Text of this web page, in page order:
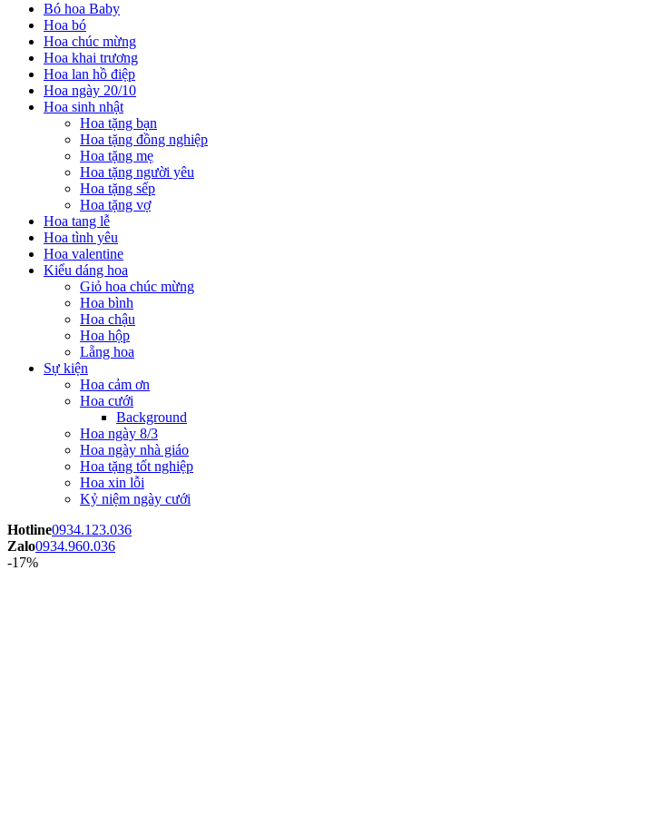
Bó hoa Baby
Hoa bó
Hoa chúc mừng
Hoa khai trương
Hoa lan hồ điệp
Hoa ngày 20/10
Hoa sinh nhật
Hoa tặng bạn
Hoa tặng đồng nghiệp
Hoa tặng mẹ
Hoa tặng người yêu
Hoa tặng sếp
Hoa tặng vợ
Hoa tang lễ
Hoa tình yêu
Hoa valentine
Kiểu dáng hoa
Giỏ hoa chúc mừng
Hoa bình
Hoa chậu
Hoa hộp
Lẵng hoa
Sự kiện
Hoa cảm ơn
Hoa cưới
Background
Hoa ngày 8/3
Hoa ngày nhà giáo
Hoa tặng tốt nghiệp
Hoa xin lỗi
Kỷ niệm ngày cưới
Hotline0934.123.036
Zalo0934.960.036
-17%